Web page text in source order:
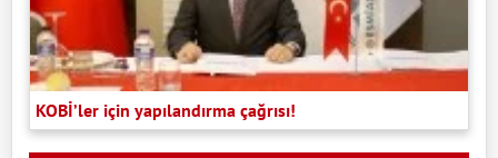
KOBİ’ler için yapılandırma çağrısı!